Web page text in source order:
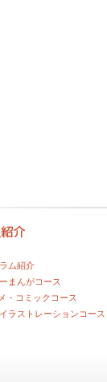
ム紹介
まんがコース
・コミックコース
ラストレーションコース